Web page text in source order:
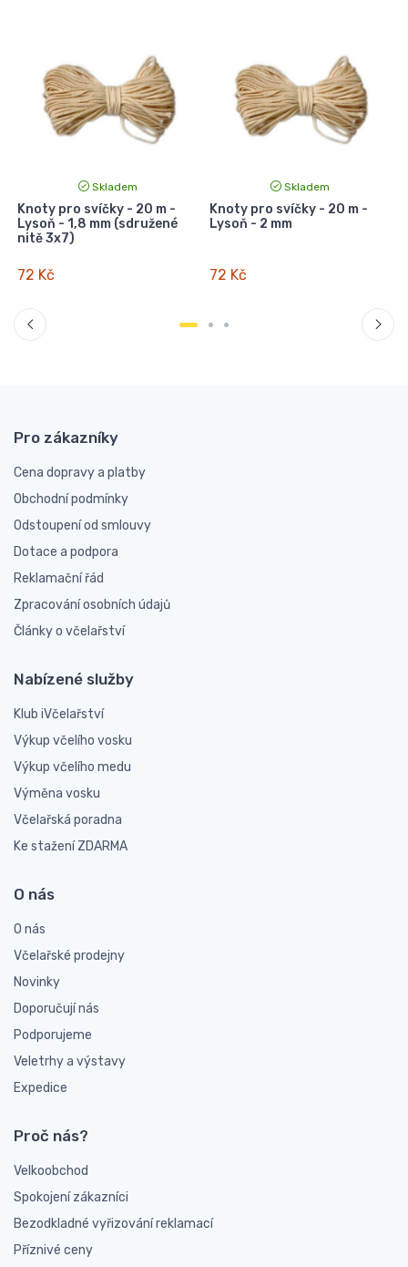
Skladem
Knoty pro svíčky - 20 m -
Lysoň - 1,8 mm (sdružené
nitě 3x7)
72 Kč
Skladem
Knoty pro svíčky - 20 m -
Lysoň - 2 mm
72 Kč
Pro zákazníky
Cena dopravy a platby
Obchodní podmínky
Odstoupení od smlouvy
Dotace a podpora
Reklamační řád
Zpracování osobních údajů
Články o včelařství
Nabízené služby
Klub iVčelařství
Výkup včelího vosku
Výkup včelího medu
Výměna vosku
Včelařská poradna
Ke stažení ZDARMA
O nás
O nás
Včelařské prodejny
Novinky
Doporučují nás
Podporujeme
Veletrhy a výstavy
Expedice
Proč nás?
Velkoobchod
Spokojení zákazníci
Bezodkladné vyřizování reklamací
Příznivé ceny